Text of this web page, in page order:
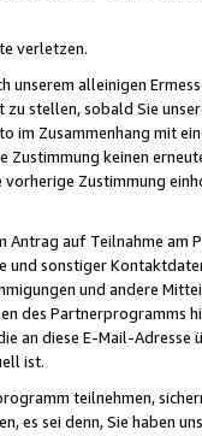
verletzen.
unserem alleinigen
stellen, sobald Sie
im Zusammenhang mit
Zustimmung keinen
vorherige Zustimmung
Antrag auf Teilnahme
und sonstiger
und andere
des Partnerprogramms
an diese E-Mail-
ist.
teilnehmen,
es sei denn, Sie haben